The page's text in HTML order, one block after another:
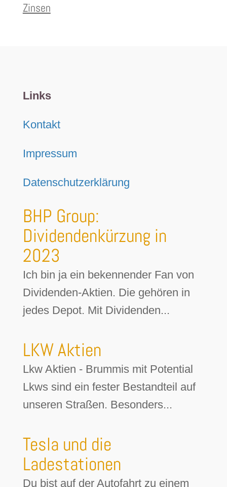
Zinsen
Links
Kontakt
Impressum
Datenschutzerklärung
BHP Group:
Dividendenkürzung in
2023
Ich bin ja ein bekennender Fan von
Dividenden-Aktien. Die gehören in
jedes Depot. Mit Dividenden...
LKW Aktien
Lkw Aktien - Brummis mit Potential
Lkws sind ein fester Bestandteil auf
unseren Straßen. Besonders...
Tesla und die
Ladestationen
Du bist auf der Autofahrt zu einem